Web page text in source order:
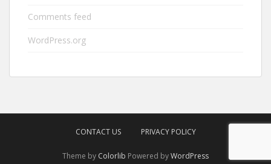
Comments feed
WordPress.org
CONTACT US PRIVACY POLICY
Theme by Colorlib Powered byWordPress